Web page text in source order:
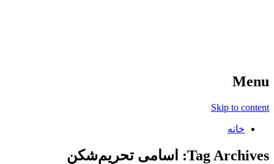
Menu
Skip to content
خانه
Tag Archives: اسامی تحریم‌شکن